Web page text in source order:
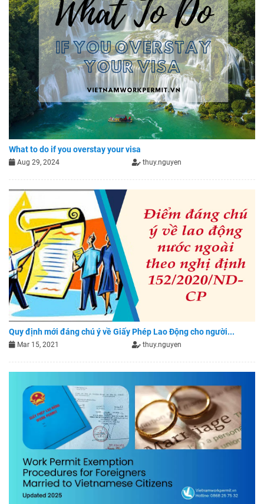
What to do if you overstay your visa
Aug 29, 2024 thuy.nguyen
Quy định mới đáng chú ý về Giấy Phép Lao Động cho người...
Mar 15, 2021 thuy.nguyen